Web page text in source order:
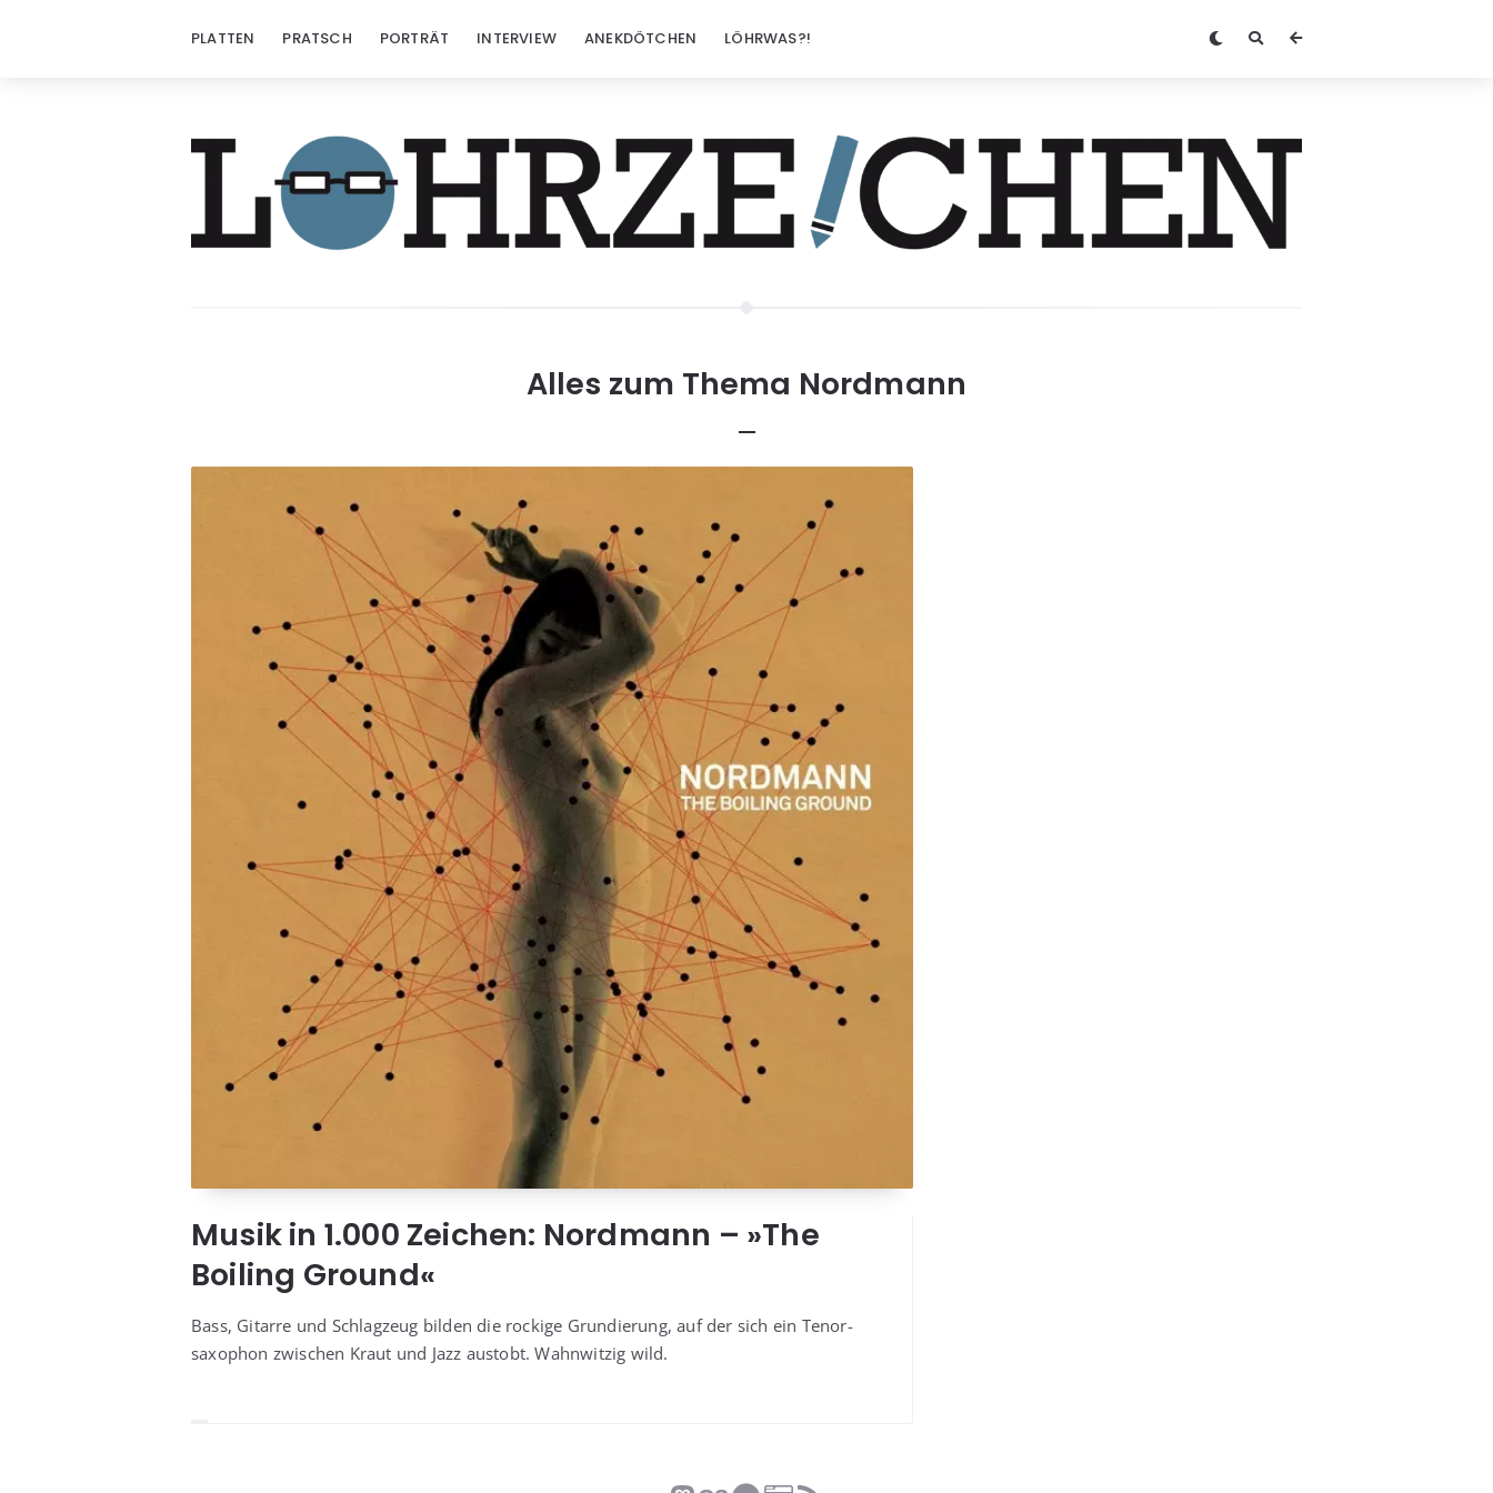
PLATTEN PRATSCH PORTRÄT INTERVIEW ANEKDÖTCHEN LÖHRWAS?!
Alles zum Thema Nordmann
Musik in 1.000 Zeichen: Nordmann – »The
Boiling Ground«
Bass, Gitar­re und Schlag­zeug bil­den die rocki­ge Grun­die­rung, auf der sich ein Tenor­
sa­xo­phon zwi­schen Kraut und Jazz aus­tobt. Wahn­wit­zig wild.